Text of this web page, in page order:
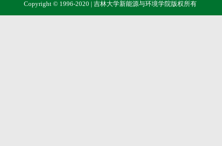
Copyright © 1996-2020 | 吉林大学新能源与环境学院版权所有